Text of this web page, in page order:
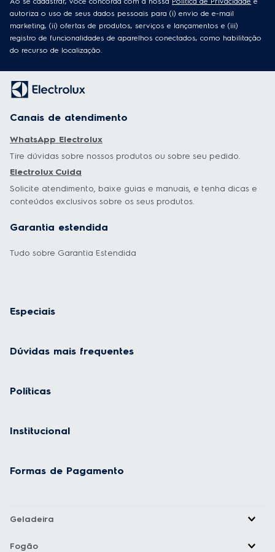
autoriza o uso de seus dados pessoais para (i) envio de e-mail
marketing, (ii) ofertas de produtos, serviços e lançamentos e (iii)
registro de funcionalidades de aparelhos conectados, como habilitação
do recurso de localização.
Canais de atendimento
WhatsApp Electrolux
Tire dúvidas sobre nossos produtos ou sobre seu pedido.
Electrolux Cuida
Solicite atendimento, baixe guias e manuais, e tenha dicas e
conteúdos exclusivos sobre os seus produtos.
Garantia estendida
Tudo sobre Garantia Estendida
Especiais
Dúvidas mais frequentes
Políticas
Institucional
Formas de Pagamento
Geladeira
Fogão